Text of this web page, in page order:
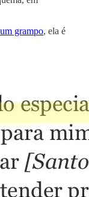
grampo, ela é